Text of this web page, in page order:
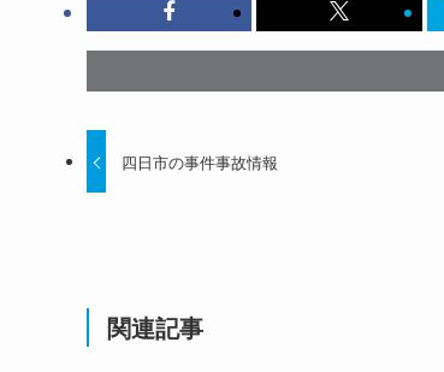
四日市の事件事故情報
関連記事